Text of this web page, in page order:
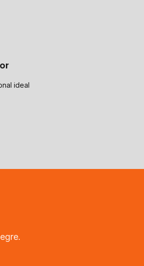
ideal
.